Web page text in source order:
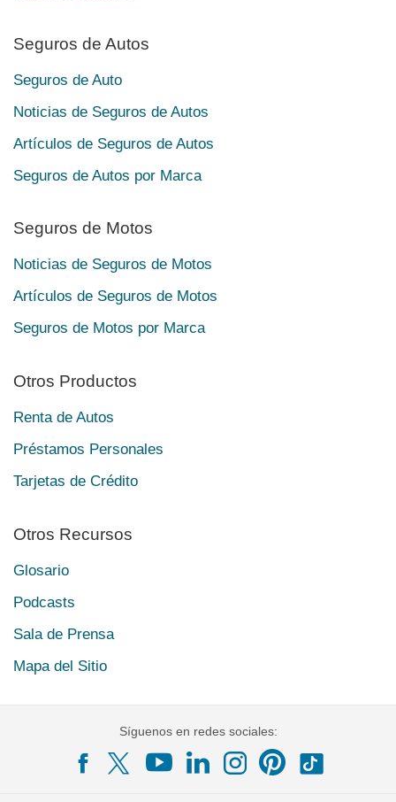
Seguros de Autos
Seguros de Auto
Noticias de Seguros de Autos
Artículos de Seguros de Autos
Seguros de Autos por Marca
Seguros de Motos
Noticias de Seguros de Motos
Artículos de Seguros de Motos
Seguros de Motos por Marca
Otros Productos
Renta de Autos
Préstamos Personales
Tarjetas de Crédito
Otros Recursos
Glosario
Podcasts
Sala de Prensa
Mapa del Sitio
Síguenos en redes sociales: